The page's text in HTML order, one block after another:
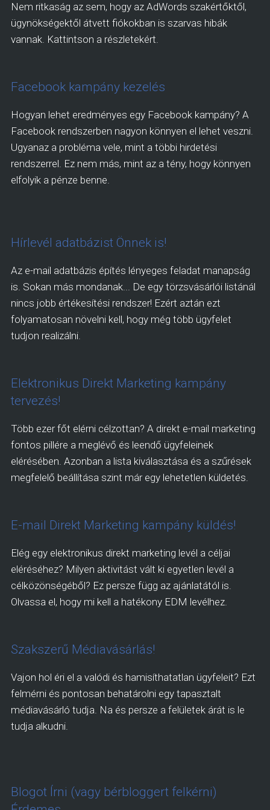
Nem ritkaság az sem, hogy az AdWords szakértőktől,
ügynökségektől átvett fiókokban is szarvas hibák
vannak. Kattintson a részletekért.
Facebook kampány kezelés
Hogyan lehet eredményes egy Facebook kampány? A
Facebook rendszerben nagyon könnyen el lehet veszni.
Ugyanaz a probléma vele, mint a többi hirdetési
rendszerrel. Ez nem más, mint az a tény, hogy könnyen
elfolyik a pénze benne.
Hírlevél adatbázist Önnek is!
Az e-mail adatbázis építés lényeges feladat manapság
is. Sokan más mondanak... De egy törzsvásárlói listánál
nincs jobb értékesítési rendszer! Ezért aztán ezt
folyamatosan növelni kell, hogy még több ügyfelet
tudjon realizálni.
Elektronikus Direkt Marketing kampány
tervezés!
Több ezer főt elérni célzottan? A direkt e-mail marketing
fontos pillére a meglévő és leendő ügyfeleinek
elérésében. Azonban a lista kiválasztása és a szűrések
megfelelő beállítása szint már egy lehetetlen küldetés.
E-mail Direkt Marketing kampány küldés!
Elég egy elektronikus direkt marketing levél a céljai
eléréséhez? Milyen aktivitást vált ki egyetlen levél a
célközönségéből? Ez persze függ az ajánlatától is.
Olvassa el, hogy mi kell a hatékony EDM levélhez.
Szakszerű Médiavásárlás!
Vajon hol éri el a valódi és hamisíthatatlan ügyfeleit? Ezt
felmérni és pontosan behatárolni egy tapasztalt
médiavásárló tudja. Na és persze a felületek árát is le
tudja alkudni.
Blogot Írni (vagy bérbloggert felkérni)